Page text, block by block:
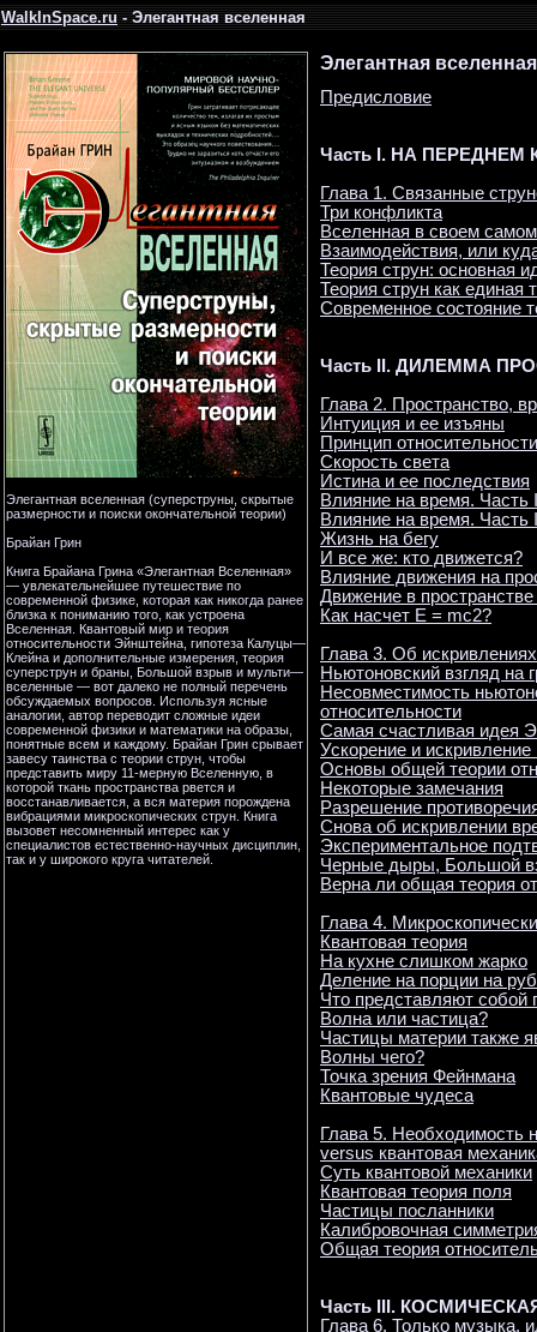
WalkInSpace.ru- Элегантная вселенная
Элегантная вселенная (суперструны, скрытые
размерности и поиски окончательной теории)
Брайан Грин
Книга Брайана Грина «Элегантная Вселенная»
— увлекательнейшее путешествие по
современной физике, которая как никогда ранее
близка к пониманию того, как устроена
Вселенная. Квантовый мир и теория
относительности Эйнштейна, гипотеза Калуцы—
Клейна и дополнительные измерения, теория
суперструн и браны, Большой взрыв и мульти—
вселенные — вот далеко не полный перечень
обсуждаемых вопросов. Используя ясные
аналогии, автор переводит сложные идеи
современной физики и математики на образы,
понятные всем и каждому. Брайан Грин срывает
завесу таинства с теории струн, чтобы
представить миру 11‑мерную Вселенную, в
которой ткань пространства рвется и
восстанавливается, а вся материя порождена
вибрациями микроскопических струн. Книга
вызовет несомненный интерес как у
специалистов естественно‑научных дисциплин,
так и у широкого круга читателей.
Элегантная вселенная
Предисловие
Часть I. НА
Глава 1. Связанные
Три конфликта
Вселенная в своем
Взаимодействия, или
Теория струн: основная
Теория струн как единая
Современное состояние
Часть II. ДИЛЕММА
Глава 2. Пространство,
Интуиция и ее изъяны
Принцип относительности
Скорость света
Истина и ее последствия
Влияние на время. Часть I
Влияние на время. Часть
Жизнь на бегу
И все же: кто движется?
Влияние движения на
Движение в
Как насчет Е = mс2?
Глава 3. Об
Ньютоновский взгляд на
Несовместимость
относительности
Самая счастливая идея
Ускорение и
Основы общей теории
Некоторые замечания
Разрешение
Снова об искривлении
Экспериментальное
Черные дыры, Большой
Верна ли общая теория
Глава 4.
Квантовая теория
На кухне слишком жарко
Деление на порции на
Что представляют собой
Волна или частица?
Частицы материи также
Волны чего?
Точка зрения Фейнмана
Квантовые чудеса
Глава 5. Необходимость
versus квантовая
Суть квантовой механики
Квантовая теория поля
Частицы посланники
Калибровочная
Общая теория
Часть III.
Глава 6. Только музыка,